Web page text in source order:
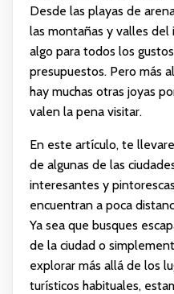
Desde las playas de
las montañas y valles del
algo para todos los
presupuestos. Pero más
hay muchas otras joyas
valen la pena visitar.
En este artículo, te
de algunas de las
interesantes y
encuentran a poca
Ya sea que busques
de la ciudad o
explorar más allá de los
turísticos habituales,